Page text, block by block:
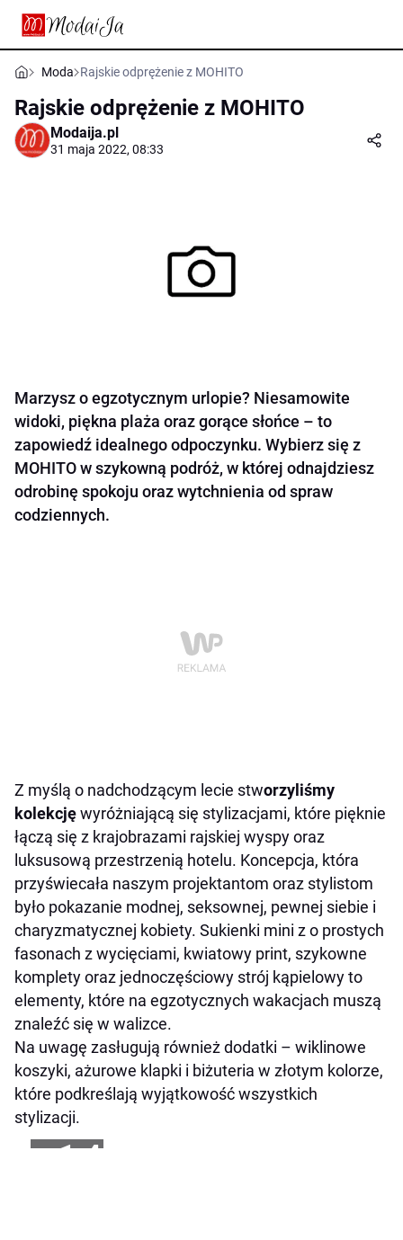
Moda Rajskie odprężenie z MOHITO
Rajskie odprężenie z MOHITO
Modaija.pl
31 maja 2022, 08:33
Marzysz o egzotycznym urlopie? Niesamowite
widoki, piękna plaża oraz gorące słońce – to
zapowiedź idealnego odpoczynku. Wybierz się z
MOHITO w szykowną podróż, w której odnajdziesz
odrobinę spokoju oraz wytchnienia od spraw
codziennych.
Z myślą o nadchodzącym lecie stworzyliśmy
kolekcjęwyróżniającą się stylizacjami, które pięknie
łączą się z krajobrazami rajskiej wyspy oraz
luksusową przestrzenią hotelu. Koncepcja, która
przyświecała naszym projektantom oraz stylistom
było pokazanie modnej, seksownej, pewnej siebie i
charyzmatycznej kobiety. Sukienki mini z o prostych
fasonach z wycięciami, kwiatowy print, szykowne
komplety oraz jednoczęściowy strój kąpielowy to
elementy, które na egzotycznych wakacjach muszą
znaleźć się w walizce.
Na uwagę zasługują również dodatki – wiklinowe
koszyki, ażurowe klapki i biżuteria w złotym kolorze,
które podkreślają wyjątkowość wszystkich
stylizacji.
+14